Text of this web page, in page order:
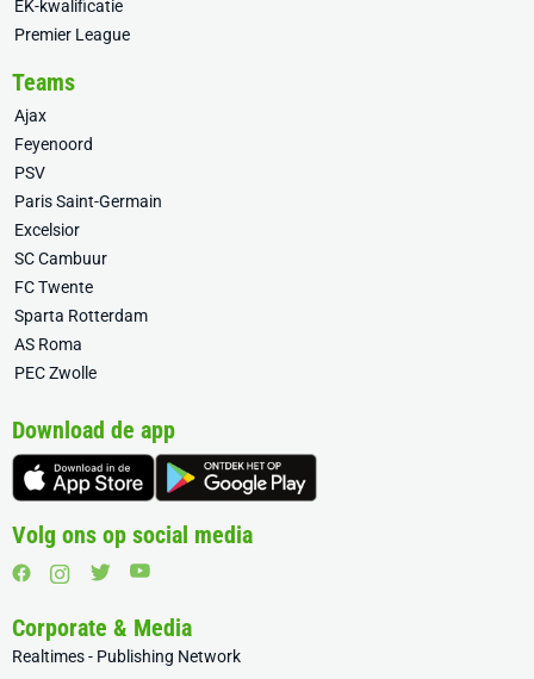
EK-kwalificatie
Premier League
Teams
Ajax
Feyenoord
PSV
Paris Saint-Germain
Excelsior
SC Cambuur
FC Twente
Sparta Rotterdam
AS Roma
PEC Zwolle
Download de app
Volg ons op social media
Corporate & Media
Realtimes - Publishing Network